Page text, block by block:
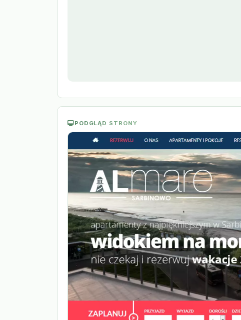
PODGLĄD STRONY